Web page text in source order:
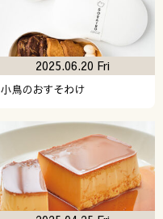
小鳥のおすそわけ
2025.06.20 Fri